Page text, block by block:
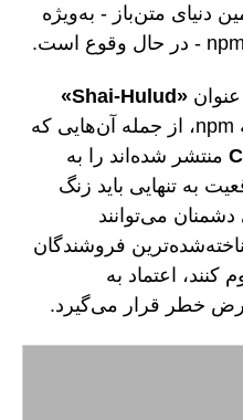
دنیای متن‌باز - به‌ویژه
«Shai-Hulud»
گروه‌بندی شده‌اند، ده‌ها بسته npm، از جمله آن‌هایی که
منتشر شده‌اند را به
به تنهایی باید زنگ
می‌توانند
فروشندگان
اعتماد به
خطر قرار می‌گیرد.